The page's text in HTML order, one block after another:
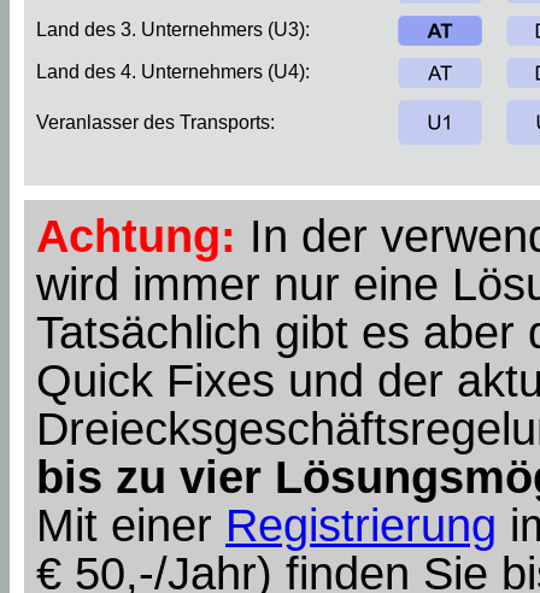
Land des 3. Unternehmers (U3):
Land des 4. Unternehmers (U4):
Veranlasser des Transports:
Achtung: In der
wird immer nur eine
Tatsächlich gibt es aber
Quick Fixes und der
bis zu vier
Mit einer Registrierung
€ 50,-/Jahr) finden Sie